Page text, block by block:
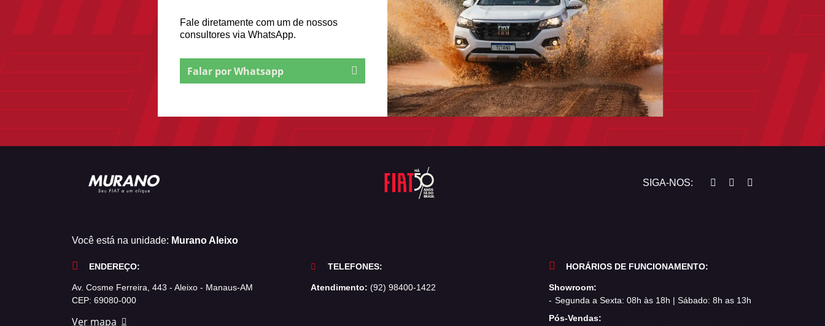
Fale diretamente com um de nossos
consultores via WhatsApp.
Falar por Whatsapp
SIGA-NOS:
Você está na unidade: Murano Aleixo
ENDEREÇO:
Av. Cosme Ferreira, 443 - Aleixo - Manaus-AM
CEP: 69080-000
Ver mapa
TELEFONES:
Atendimento: (92) 98400-1422
HORÁRIOS DE FUNCIONAMENTO:
Showroom:
Segunda a Sexta: 08h às 18h | Sábado: 8h as 13h
Pós-Vendas: